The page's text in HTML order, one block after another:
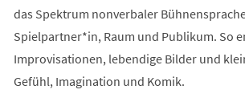
das Spektrum nonverbaler
Spielpartner*in, Raum und Publikum. So
Improvisationen, lebendige Bilder und
Gefühl, Imagination und Komik.